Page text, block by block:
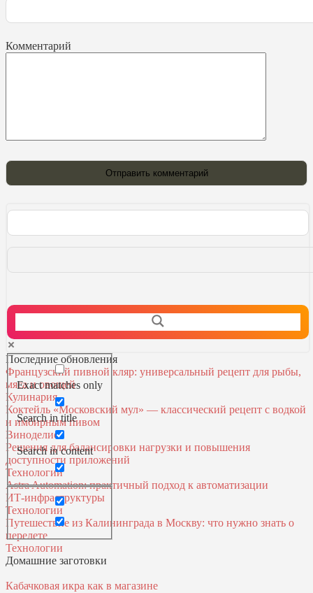
Комментарий
Exact matches only
Search in title
Search in content
Последние обновления
Французский пивной кляр: универсальный рецепт для рыбы,
мяса и овощей
Кулинария
Коктейль «Московский мул» — классический рецепт с водкой
и имбирным пивом
Виноделие
Решения для балансировки нагрузки и повышения
доступности приложений
Технологии
Astra Automation: практичный подход к автоматизации
ИТ‑инфраструктуры
Технологии
Путешествие из Калининграда в Москву: что нужно знать о
перелете
Технологии
Домашние заготовки
Кабачковая икра как в магазине